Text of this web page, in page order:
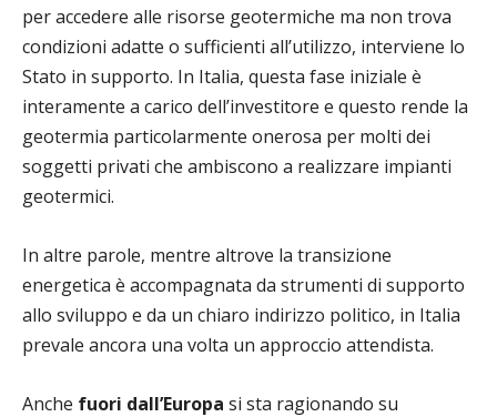
per accedere alle risorse geotermiche ma non trova
condizioni adatte o sufficienti all’utilizzo, interviene lo
Stato in supporto. In Italia, questa fase iniziale è
interamente a carico dell’investitore e questo rende la
geotermia particolarmente onerosa per molti dei
soggetti privati che ambiscono a realizzare impianti
geotermici.
In altre parole, mentre altrove la transizione
energetica è accompagnata da strumenti di supporto
allo sviluppo e da un chiaro indirizzo politico, in Italia
prevale ancora una volta un approccio attendista.
Anche fuori dall’Europa si sta ragionando su